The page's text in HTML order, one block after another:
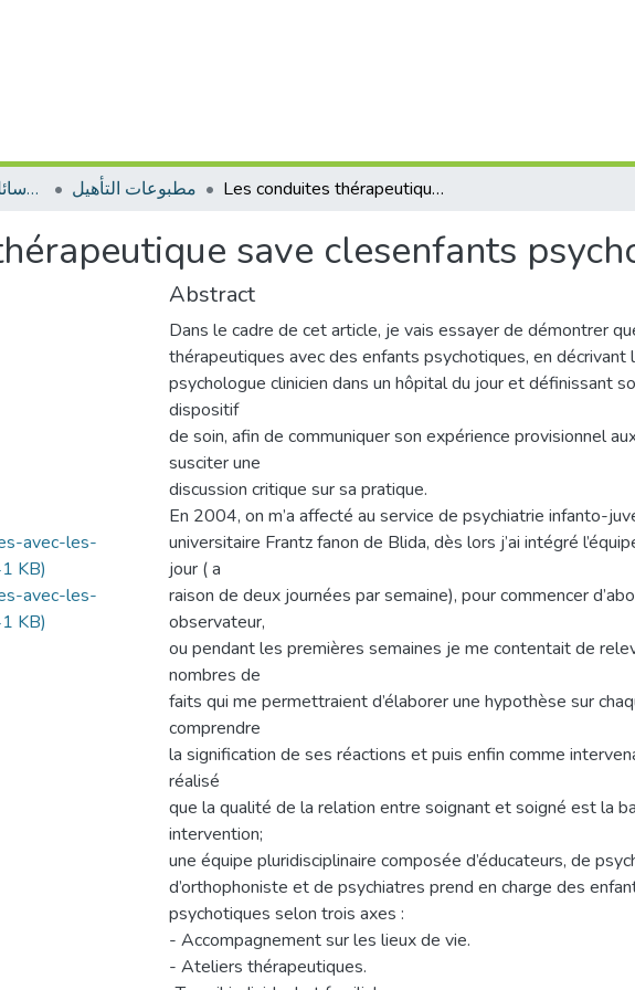
الرسائل والأطروحات الأكاديمية مطبوعات التأهيل Les conduites thérapeutique save clesenfants psychotiques
save clesenfants
KB)
KB)
Abstract
Dans le cadre de cet article, je vais essayer de démontrer
thérapeutiques avec des enfants psychotiques, en décrivant
psychologue clinicien dans un hôpital du jour et définissant
dispositif
de soin, afin de communiquer son expérience provisionnel
susciter une
discussion critique sur sa pratique.
En 2004, on m’a affecté au service de psychiatrie infanto-
universitaire Frantz fanon de Blida, dès lors j’ai intégré
jour ( a
raison de deux journées par semaine), pour commencer
observateur,
ou pendant les premières semaines je me contentait de
nombres de
faits qui me permettraient d’élaborer une hypothèse sur
comprendre
la signification de ses réactions et puis enfin comme
réalisé
que la qualité de la relation entre soignant et soigné est la
intervention;
une équipe pluridisciplinaire composée d’éducateurs, de
d’orthophoniste et de psychiatres prend en charge des
psychotiques selon trois axes :
- Accompagnement sur les lieux de vie.
- Ateliers thérapeutiques.